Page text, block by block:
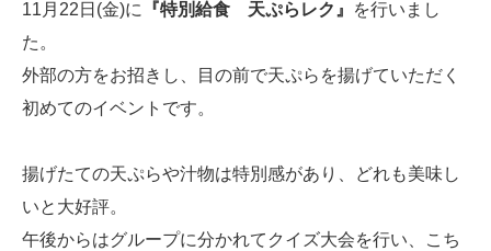
11月22日(金)に 『特別給食 天ぷらレク』
を行いまし
た。
外部の方をお招きし、目の前で天ぷらを揚げていただく
初めてのイベントです。
揚げたての天ぷらや汁物は特別感があり、どれも美味し
いと大好評。
午後からはグループに分かれてクイズ大会を行い、こち